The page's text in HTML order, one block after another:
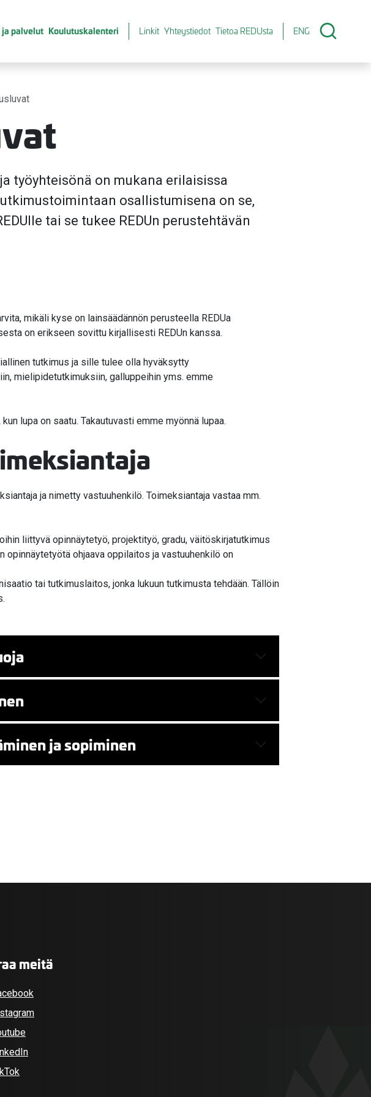
palvelut Koulutuskalenteri Linkit Yhteystiedot Tietoa REDUsta ENG
työyhteisönä on mukana erilaisissa
osallistumisena on se,
tai se tukee REDUn perustehtävän
mikäli kyse on lainsäädännön perusteella REDUa
on erikseen sovittu kirjallisesti REDUn kanssa.
tutkimus ja sille tulee olla hyväksytty
mielipidetutkimuksiin, galluppeihin yms. emme
lupa on saatu. Takautuvasti emme myönnä lupaa.
ja nimetty vastuuhenkilö. Toimeksiantaja vastaa mm.
liittyvä opinnäytetyö, projektityö, gradu, väitöskirjatutkimus
opinnäytetyötä ohjaava oppilaitos ja vastuuhenkilö on
tai tutkimuslaitos, jonka lukuun tutkimusta tehdään. Tällöin
ja sopiminen
meitä